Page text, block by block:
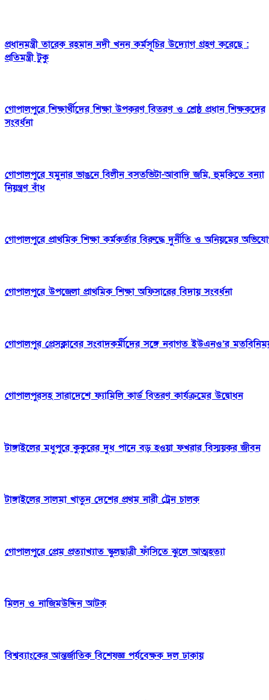
প্রধানমন্ত্রী তারেক রহমান নদী খনন কর্মসূচির উদ্যোগ গ্রহণ করেছে :
প্রতিমন্ত্রী টুকু
গোপালপুরে শিক্ষার্থীদের শিক্ষা উপকরণ বিতরণ ও শ্রেষ্ঠ প্রধান শিক্ষকদের
সংবর্ধনা
গোপালপুরে যমুনার ভাঙনে বিলীন বসতভিটা-আবাদি জমি, হুমকিতে বন্যা
নিয়ন্ত্রণ বাঁধ
গোপালপুরে প্রাথমিক শিক্ষা কর্মকর্তার বিরুদ্ধে দুর্নীতি ও অনিয়মের
গোপালপুরে উপজেলা প্রাথমিক শিক্ষা অফিসারের বিদায় সংবর্ধনা
গোপালপুর প্রেসক্লাবের সংবাদকর্মীদের সঙ্গে নবাগত ইউএনও’র
গোপালপুরসহ সারাদেশে ফ্যামিলি কার্ড বিতরণ কার্যক্রমের উদ্বোধন
টাঙ্গাইলের মধুপুরে কুকুরের দুধ পানে বড় হওয়া ফখরার বিস্ময়কর জীবন
টাঙ্গাইলের সালমা খাতুন দেশের প্রথম নারী ট্রেন চালক
গোপালপুরে প্রেম প্রত্যাখ্যাত স্কুলছাত্রী ফাঁসিতে ঝুলে আত্মহত্যা
মিলন ও নাজিমউদ্দিন আটক
বিশ্বব্যাংকের আন্তর্জাতিক বিশেষজ্ঞ পর্যবেক্ষক দল ঢাকায়